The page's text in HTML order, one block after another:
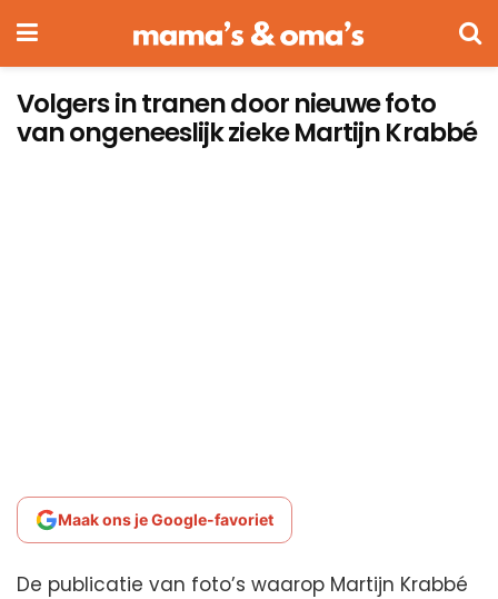
Volgers in tranen door nieuwe foto
van ongeneeslijk zieke Martijn Krabbé
Maak ons je Google-favoriet
De publicatie van foto’s waarop Martijn Krabbé